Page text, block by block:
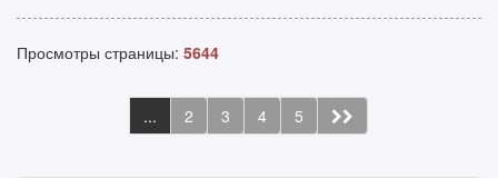
Просмотры страницы: 5644
... 2 3 4 5